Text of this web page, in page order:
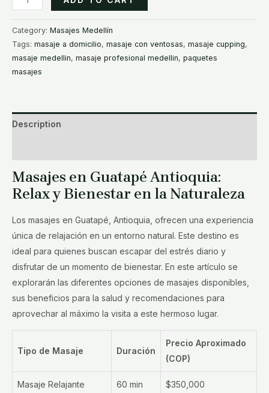
en
Guatape
Antioquia
quantity
Category: Masajes Medellín
Tags: masaje a domicilio, masaje con ventosas, masaje cupping,
masaje medellin, masaje profesional medellin, paquetes
masajes
Description
Masajes en Guatapé Antioquia:
Relax y Bienestar en la Naturaleza
Los masajes en Guatapé, Antioquia, ofrecen una experiencia
única de relajación en un entorno natural. Este destino es
ideal para quienes buscan escapar del estrés diario y
disfrutar de un momento de bienestar. En este artículo se
explorarán las diferentes opciones de masajes disponibles,
sus beneficios para la salud y recomendaciones para
aprovechar al máximo la visita a este hermoso lugar.
Tipo de Masaje Duración
Precio Aproximado
(COP)
Masaje Relajante 60 min $350,000